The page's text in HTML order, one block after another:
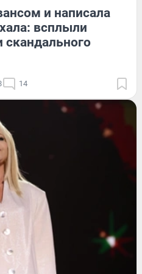
и написала
всплыли
скандального
14